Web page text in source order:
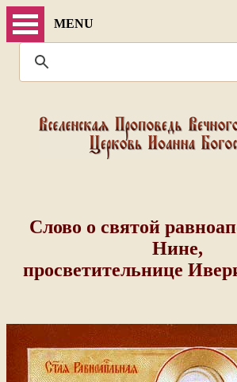
MENU
Слово о святой
Нине,
просветительнице